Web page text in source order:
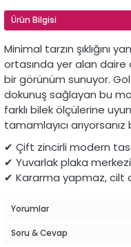
Ürün Bilgisi
Minimal tarzın şıklığını
ortasında yer alan
bir görünüm sunuyor.
dokunuş sağlayan bu
farklı bilek ölçülerine
tamamlayıcı
✔ Çift zincirli modern
✔ Yuvarlak plaka
✔ Kararma yapmaz, cilt
Yorumlar
Soru & Cevap